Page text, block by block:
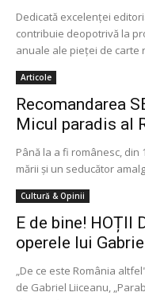
Dedicată excelenţei
contribuie deopotrivă la
anuale ale pieţei de carte
Articole
Recomandarea
Micul paradis al
Până la a fi românesc, din
mării și un seducător
Cultură & Opinii
E de bine! HOȚII
operele lui
„De ce este România
de Gabriel Liiceanu,